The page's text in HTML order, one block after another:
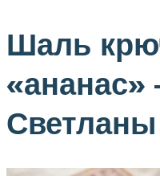
Шаль
Светланы